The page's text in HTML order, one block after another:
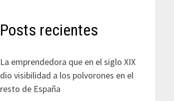
Posts recientes
La emprendedora que en el siglo XIX
dio visibilidad a los polvorones en el
resto de España